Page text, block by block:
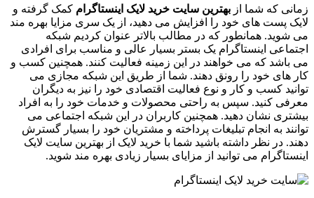
زمانی که شما از بهترین سایت خرید لایک اینستاگرام کمک گرفته و
لایک پست‌ های خود را افزایش می‌ دهید، از یک سری مزایا بهره‌ مند
می‌ شوید. همانطور که در مطالب بالاتر عنوان کردیم شبکه
اجتماعی اینستاگرام یک بستر بسیار عالی و مناسب برای افرادی
می‌ باشد که می‌ خواهند در این زمینه فعالیت کنند. همچنین کسب و
کار های خود را رونق دهند. شما از طریق این شبکه مجازی می‌
توانید کسب و کار و نوع فعالیت اقتصادی خود را نیز به دیگران
معرفی کنید. سپس به راحتی محصولات و خدمات خود را به افراد
بیشتری نشان دهید. همچنین کاربران در این شبکه اجتماعی می‌
توانند به انجام تبلیغات پرداخته و مشتریان خود را بسیار گسترش
دهند. در نظر داشته باشید شما با خرید لایک از بهترین سایت لایک
اینستاگرام می‌ توانید از مزایای بسیار زیادی بهره‌ مند شوید.